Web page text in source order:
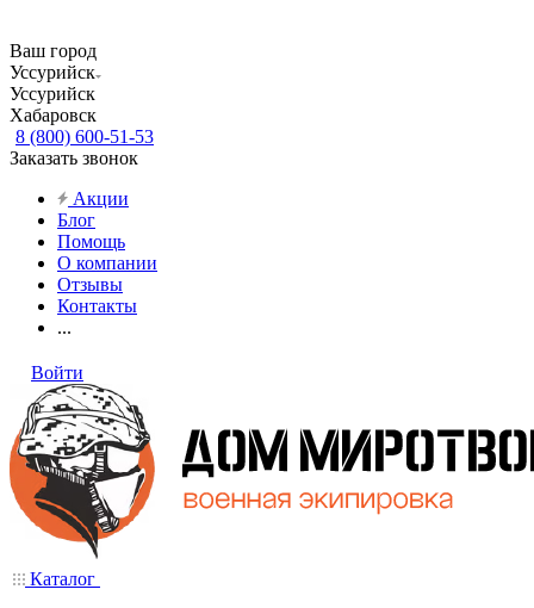
Ваш город
Уссурийск
Уссурийск
Хабаровск
8 (800) 600-51-53
Заказать звонок
Акции
Блог
Помощь
О компании
Отзывы
Контакты
...
Войти
Каталог